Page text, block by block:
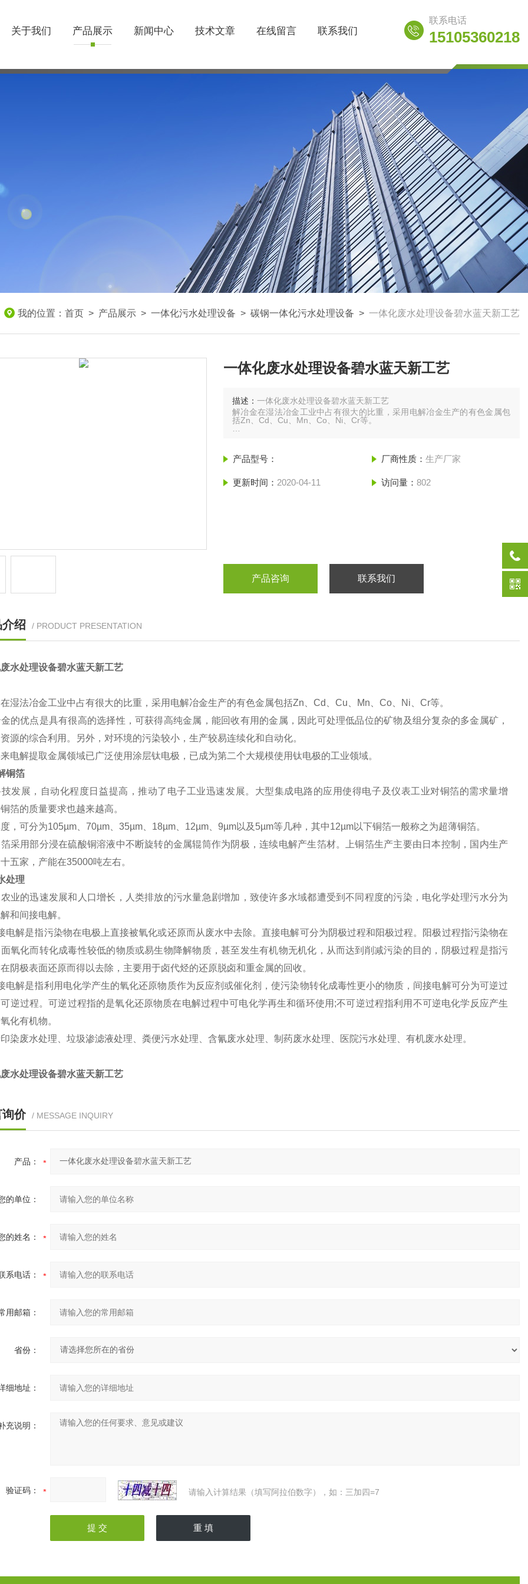
关于我们 产品展示 新闻中心 技术文章 在线留言 联系我们
联系电话
15105360218
我的位置： 首页 > 产品展示 > 一体化污水处理设备 > 碳钢一体化污水处理设备 > 一体化废水处理设备碧水蓝天新工艺
一体化废水处理设备碧水蓝天新工艺
描述：一体化废水处理设备碧水蓝天新工艺
解冶金在湿法冶金工业中占有很大的比重，采用电解冶金生产的有色金属包
括Zn、Cd、Cu、Mn、Co、Ni、Cr等。
用。另外，对环境的污染较小，生产较易连续化和自动化。
产品型号： 厂商性质： 生产厂家
更新时间： 2020-04-11 访问量： 802
产品咨询 联系我们
绍 / PRODUCT PRESENTATION
水处理设备碧水蓝天新工艺
湿法冶金工业中占有很大的比重，采用电解冶金生产的有色金属包括Zn Cd Cu Mn Co Ni Cr等。
的优点是具有很高的选择性，可获得高纯金属，能回收有用的金属，因此可处理低品位的矿物及组分复杂的多金属矿，
源的综合利用。另外，对环境的污染较小，生产较易连续化和自动化。
电解提取金属领域已广泛使用涂层钛电极，已成为第二个大规模使用钛电极的工业领域。
铜箔
发展，自动化程度日益提高，推动了电子工业迅速发展。大型集成电路的应用使得电子及仪表工业对铜箔的需求量增
箔的质量要求也越来越高。
，可分为105µm 、70µm、35µm、18µm、12µm、9µm以及5µm等几种，其中12µm以下铜箔一般称之为超薄铜箔。
采用部分浸在硫酸铜溶液中不断旋转的金属辊筒作为阴极，连续电解产生箔材。上铜箔生产主要由日本控制，国内生产
五家，产能在35000吨左右。
处理
业的迅速发展和人口增长，人类排放的污水量急剧增加，致使许多水域都遭受到不同程度的污染，电化学处理污水分为
和间接电解。
电解是指污染物在电极上直接被氧化或还原而从废水中去除。直接电解可分为阴极过程和阳极过程。阳极过程指污染物在
氧化而转化成毒性较低的物质或易生物降解物质，甚至发生有机物无机化，从而达到削减污染的目的，阴极过程是指污
阴极表面还原而得以去除，主要用于卤代烃的还原脱卤和重金属的回收。
电解是指利用电化学产生的氧化还原物质作为反应剂或催化剂，使污染物转化成毒性更小的物质，间接电解可分为可逆过
逆过程。可逆过程指的是氧化还原物质在电解过程中可电化学再生和循环使用 ;不可逆过程指利用不可逆电化学反应产生
化有机物。
染废水处理、垃圾渗滤液处理、粪便污水处理、含氰废水处理、制药废水处理、医院污水处理、有机废水处理。
水处理设备碧水蓝天新工艺
价 / MESSAGE INQUIRY
产品：
的单位：
的姓名：
系电话：
用邮箱：
省份：
细地址：
充说明：
验证码： 请输入计算结果（填写阿拉伯数字），如：三加四=7